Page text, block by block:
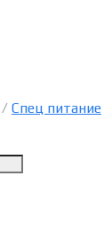
/ Спец питание